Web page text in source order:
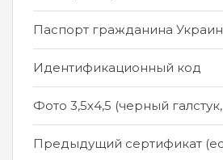
Паспорт гражданина
Идентификационный код
Фото 3,5х4,5 (черный
Предыдущий сертификат